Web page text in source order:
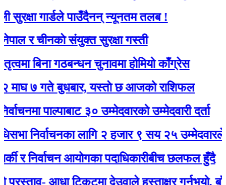
गार्डले पाउँदैनन् न्यूनतम तलब !
चीनकाे संयुक्त सुरक्षा गस्ती
गठबन्धन चुनावमा होमियो काँग्रेस
गते बुधबार, यस्ताे छ आजको राशिफल
पाल्पाबाट ३० उम्मेदवारको उम्मेदवारी दर्ता
लागि २ हजार ९ सय २५ उम्मेदवारले
निर्वाचन आयोगका पदाधिकारीबीच छलफल हुँदै
आधा टिकटमा देउवाले हस्ताक्षर गर्नुभयो, बाँकी